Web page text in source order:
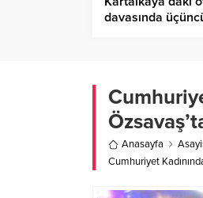
davasında
Anasayfa
Cumhuriyet